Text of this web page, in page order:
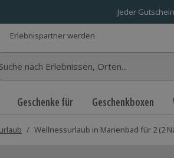
Jeder
Erlebnispartner werden
nach Erlebnissen...
Geschenke für Geschenkboxen
/ Wellnessurlaub in Marienbad für 2 (2